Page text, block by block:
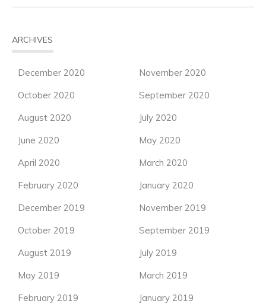
ARCHIVES
December 2020
November 2020
October 2020
September 2020
August 2020
July 2020
June 2020
May 2020
April 2020
March 2020
February 2020
January 2020
December 2019
November 2019
October 2019
September 2019
August 2019
July 2019
May 2019
March 2019
February 2019
January 2019